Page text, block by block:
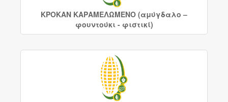
ΚΡΟΚΑΝ ΚΑΡΑΜΕΛΩΜΕΝΟ (αμύγδαλο –
φουντούκι - φιστικί)